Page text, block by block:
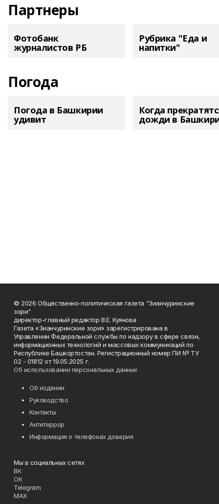
Партнеры
Фотобанк
журналистов РБ
Рубрика "Еда и
напитки"
Погода
Погода в Башкирии
удивит
Когда
дожди в
© 2026 Общественно-политическая газета "Зианчуринские
зори"
директор-главный редактор В.Е. Куянова
Газета «Зианчуринские зори» зарегистрирована в
Управлении Федеральной службы по надзору в сфере связи,
информационных технологий и массовых коммуникаций по
Республике Башкортостан. Регистрационный номер ПИ № ТУ
02 - 01812 от 19.05.2025 г.
Об использовании персональных данных
Об издании
Руководство
Контакты
Антитеррор
Информация о телефонах доверия
Мы в социальных сетях
ВК
ОК
Telegram
MAX